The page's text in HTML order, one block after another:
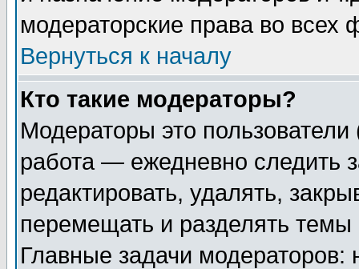
модераторские права во всех
Вернуться к началу
Кто такие модераторы?
Модераторы это
работа — ежедневно следить
редактировать, удалять,
перемещать и разделять
Главные задачи